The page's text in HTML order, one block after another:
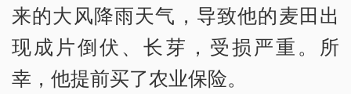
来的大风降雨天气，导致他的麦田出
现成片倒伏、长芽，受损严重。所
幸，他提前买了农业保险。